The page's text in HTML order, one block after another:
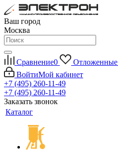
Ваш город
Москва
Сравнение0 Отложенные
ВойтиМой кабинет
+7 (495) 260-11-49
+7 (495) 260-11-49
Заказать звонок
Каталог